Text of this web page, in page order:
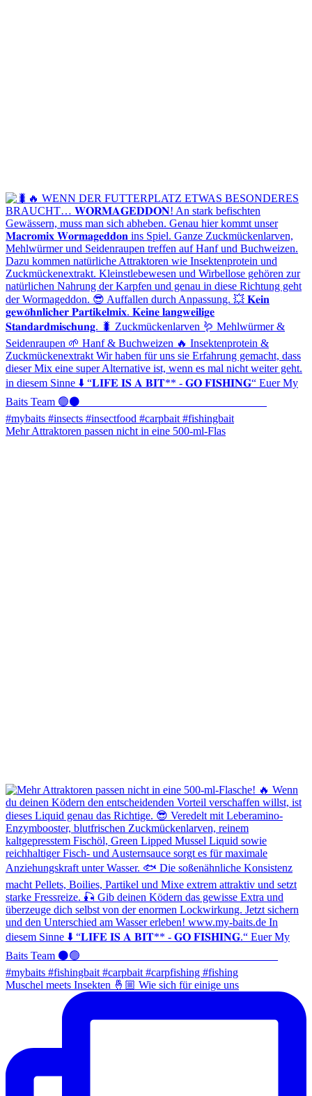
Mehr Attraktoren passen nicht in eine 500-ml-Flas
Muschel meets Insekten 🤞🏼 Wie sich für einige uns